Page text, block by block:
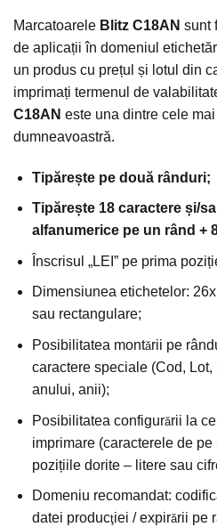
Marcatoarele Blitz C18AN sunt
de aplicații în domeniul
un produs cu prețul și lotul din
imprimați termenul de
C18AN este una dintre cele
dumneavoastră.
Tipărește pe două rânduri;
Tipărește 18 caractere și/
alfanumerice pe un rând +
Înscrisul „LEI” pe prima
Dimensiunea etichetelor:
sau rectangulare;
Posibilitatea montării pe
caractere speciale (Cod, Lot,
anului, anii);
Posibilitatea configurării la
imprimare (caracterele de
pozițiile dorite – litere sau
Domeniu recomandat:
datei producţiei / expirării pe